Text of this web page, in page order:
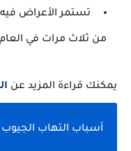
تستمر الأعراض فيه
من ثلاث مرات في العام
يمكنك قراءة المزيد عن
أسباب التهاب الجيوب